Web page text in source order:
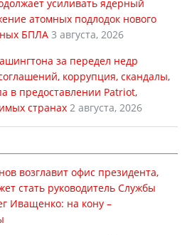
усиливать ядерный
атомных подлодок нового
БПЛА 3 августа, 2026
за передел недр
коррупция, скандалы,
в предоставлении Patriot,
странах 2 августа, 2026